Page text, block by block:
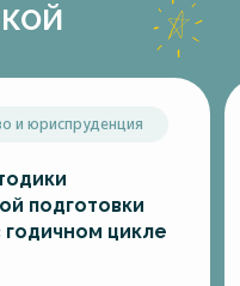
и юриспруденция
подготовки
годичном цикле